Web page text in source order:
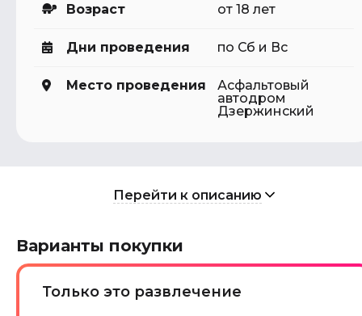
Возраст от 18 лет
Дни проведения по Сб и Вс
Место проведения
Асфальтовый
автодром
Дзержинский
Перейти к описанию
Варианты покупки
Только это развлечение